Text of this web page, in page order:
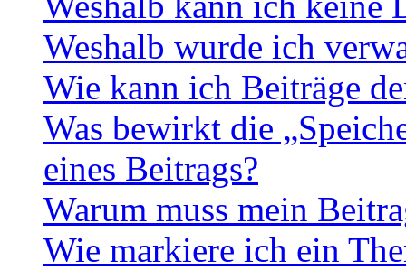
Weshalb wurde ich
Wie kann ich Beiträge
Was bewirkt die
eines Beitrags?
Warum muss mein
Wie markiere ich ein